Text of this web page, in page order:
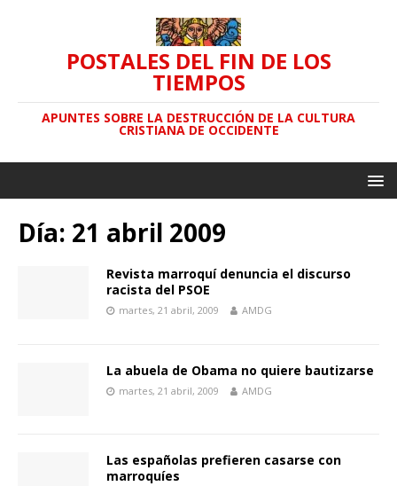
POSTALES DEL FIN DE LOS
TIEMPOS
APUNTES SOBRE LA DESTRUCCIÓN DE LA CULTURA
CRISTIANA DE OCCIDENTE
Día: 21 abril 2009
Revista marroquí denuncia el discurso
racista del PSOE
martes, 21 abril, 2009 AMDG
La abuela de Obama no quiere bautizarse
martes, 21 abril, 2009 AMDG
Las españolas prefieren casarse con
marroquíes